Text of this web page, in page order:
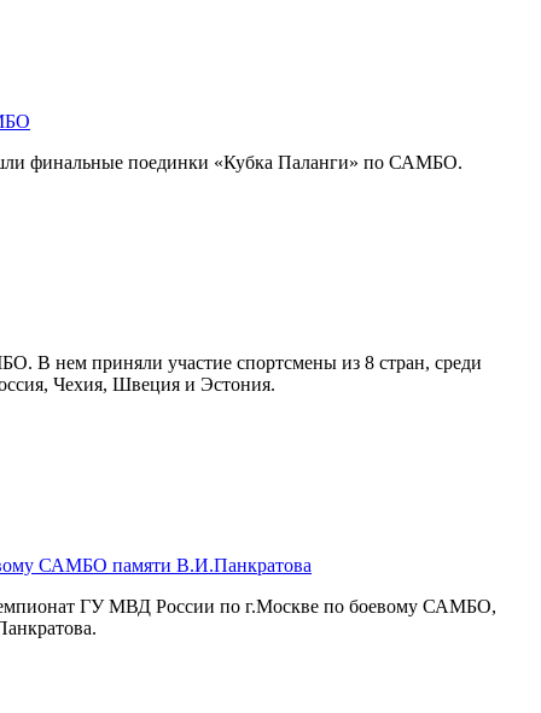
финальные поединки «Кубка Паланги» по САМБО.
В нем приняли участие спортсмены из 8 стран, среди
Чехия, Швеция и Эстония.
САМБО памяти В.И.Панкратова
ГУ МВД России по г.Москве по боевому САМБО,